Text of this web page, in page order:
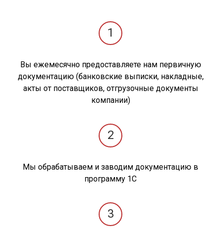
1
Вы ежемесячно предоставляете нам первичную
документацию (банковские выписки, накладные,
акты от поставщиков, отгрузочные документы
компании)
2
Мы обрабатываем и заводим документацию в
программу 1С
3